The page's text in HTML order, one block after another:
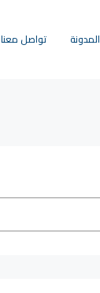
المدونة تواصل معنا